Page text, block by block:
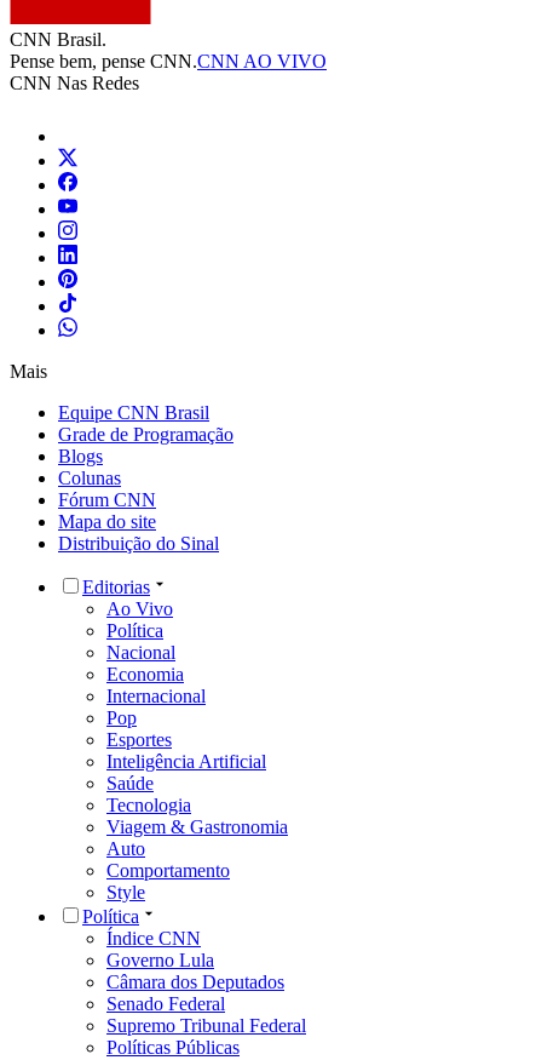
CNN Brasil.
Pense bem, pense CNN.CNN AO VIVO
CNN Nas Redes
Mais
Equipe CNN Brasil
Grade de Programação
Blogs
Colunas
Fórum CNN
Mapa do site
Distribuição do Sinal
Editorias
Ao Vivo
Política
Nacional
Economia
Internacional
Pop
Esportes
Inteligência Artificial
Saúde
Tecnologia
Viagem & Gastronomia
Auto
Comportamento
Style
Política
Índice CNN
Governo Lula
Câmara dos Deputados
Senado Federal
Supremo Tribunal Federal
Políticas Públicas